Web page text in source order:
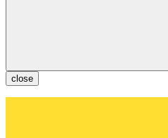
close